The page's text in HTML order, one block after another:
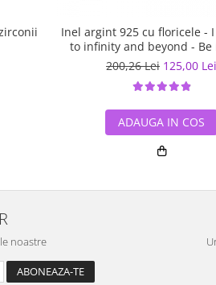
Inel argint 925 cu floricele -
to infinity and beyond - Be
IST0055
200,26 Lei 125,00 Lei
ADAUGA IN COS
noastre